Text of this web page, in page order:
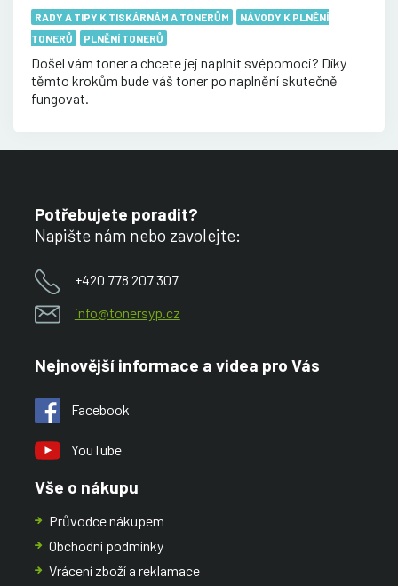
RADY A TIPY K TISKÁRNÁM A TONERŮM
NÁVODY K PLNĚNÍ
TONERŮ
PLNĚNÍ TONERŮ
Došel vám toner a chcete jej naplnit svépomoci? Díky
těmto krokům bude váš toner po naplnění skutečně
fungovat.
Potřebujete poradit?
Napište nám nebo zavolejte:
+420 778 207 307
info@tonersyp.cz
Nejnovější informace a videa pro Vás
Facebook
YouTube
Vše o nákupu
Průvodce nákupem
Obchodní podmínky
Vrácení zboží a reklamace